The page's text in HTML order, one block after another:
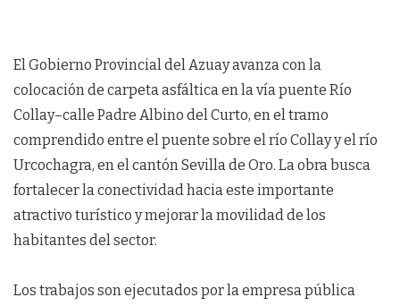
El Gobierno Provincial del Azuay avanza con la
colocación de carpeta asfáltica en la vía puente Río
Collay–calle Padre Albino del Curto, en el tramo
comprendido entre el puente sobre el río Collay y el río
Urcochagra, en el cantón Sevilla de Oro. La obra busca
fortalecer la conectividad hacia este importante
atractivo turístico y mejorar la movilidad de los
habitantes del sector.
Los trabajos son ejecutados por la empresa pública